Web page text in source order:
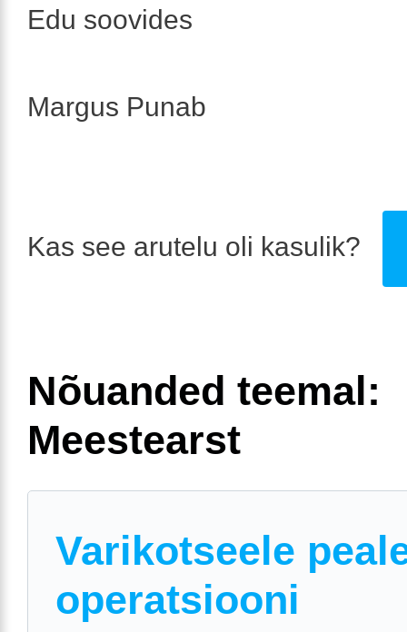
Edu soovides
Margus Punab
Kas see arutelu oli kasulik?
Nõuanded teemal:
Meestearst
Varikotseele
operatsiooni